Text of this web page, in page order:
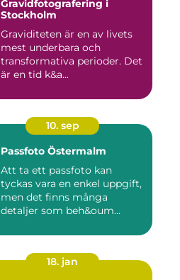
Gravidfotografering i
Stockholm
Graviditeten är en av livets
mest underbara och
transformativa perioder. Det
är en tid k&a...
10. sep
Passfoto Östermalm
Att ta ett passfoto kan
tyckas vara en enkel uppgift,
men det finns många
detaljer som beh&oum...
18. jan